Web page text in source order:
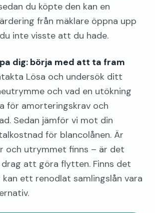
du köpte den kan en
från mäklare öppna upp
inte visste att du hade.
dig: börja med att ta fram
Lösa och undersök ditt
och vad en utökning
för amorteringskrav och
Sedan jämför vi mot din
för blancolånen. Är
och utrymmet finns – är det
att göra flytten. Finns det
ett renodlat samlingslån vara